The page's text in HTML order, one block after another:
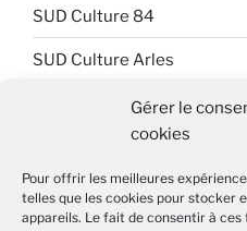
Gérer le
cookies
Pour offrir les meilleures
telles que les cookies pour stocker
appareils. Le fait de consentir à
SUD Culture 84
SUD Culture Arles
SUD Culture Art
SUD Culture Beaubourg
SUD Culture Bibliothèque